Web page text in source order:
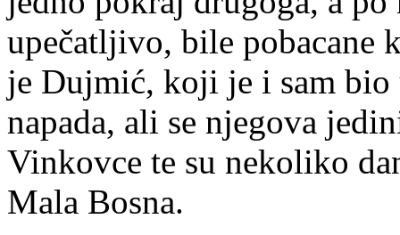
upečatljivo, bile pobacane
je Dujmić, koji je i sam
napada, ali se njegova
Vinkovce te su nekoliko
Mala Bosna.